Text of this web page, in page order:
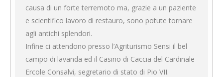
causa di un forte terremoto ma, grazie a un paziente
e scientifico lavoro di restauro, sono potute tornare
agli antichi splendori.
Infine ci attendono presso l’Agriturismo Sensi il bel
campo di lavanda ed il Casino di Caccia del Cardinale
Ercole Consalvi, segretario di stato di Pio VII.